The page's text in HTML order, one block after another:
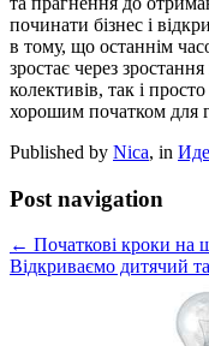
починати бізнес і
в тому, що останнім
зростає через
колективів, так і
хорошим початком для
Published by Nica, in
Post navigation
← Початкові кроки на
Відкриваємо дитячий